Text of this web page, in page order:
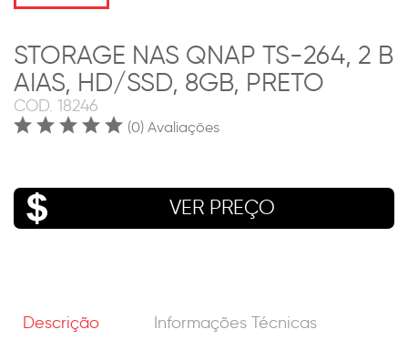
STORAGE NAS QNAP TS-264, 2 B
AIAS, HD/SSD, 8GB, PRETO
COD. 18246
(0) Avaliações
VER PREÇO
Descrição Informações Técnicas